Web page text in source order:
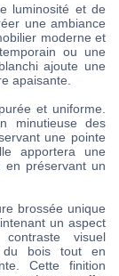
luminosité et de
une ambiance
moderne et
ou une
ajoute une
apaisante.
et uniforme.
minutieuse des
une pointe
apportera une
en préservant un
brossée unique
un aspect
visuel
du bois tout en
Cette finition